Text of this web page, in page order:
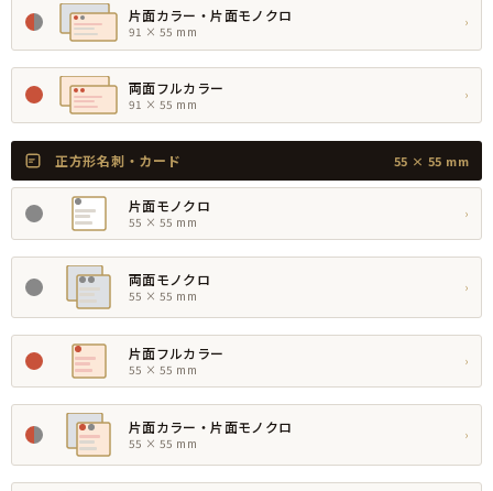
片面カラー・片面モノクロ
91 × 55 mm
›
両面フルカラー
91 × 55 mm
›
正方形名刺・カード 55 × 55 mm
片面モノクロ
55 × 55 mm
›
両面モノクロ
55 × 55 mm
›
片面フルカラー
55 × 55 mm
›
片面カラー・片面モノクロ
55 × 55 mm
›